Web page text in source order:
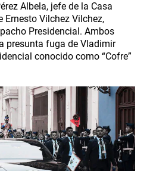
Albela, jefe de la Casa
Ernesto Vilchez Vilchez,
Presidencial. Ambos
presunta fuga de Vladimir
conocido como “Cofre”